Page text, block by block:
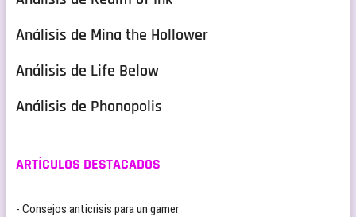
Análisis de Mina the Hollower
Análisis de Life Below
Análisis de Phonopolis
ARTÍCULOS DESTACADOS
- Consejos anticrisis para un gamer